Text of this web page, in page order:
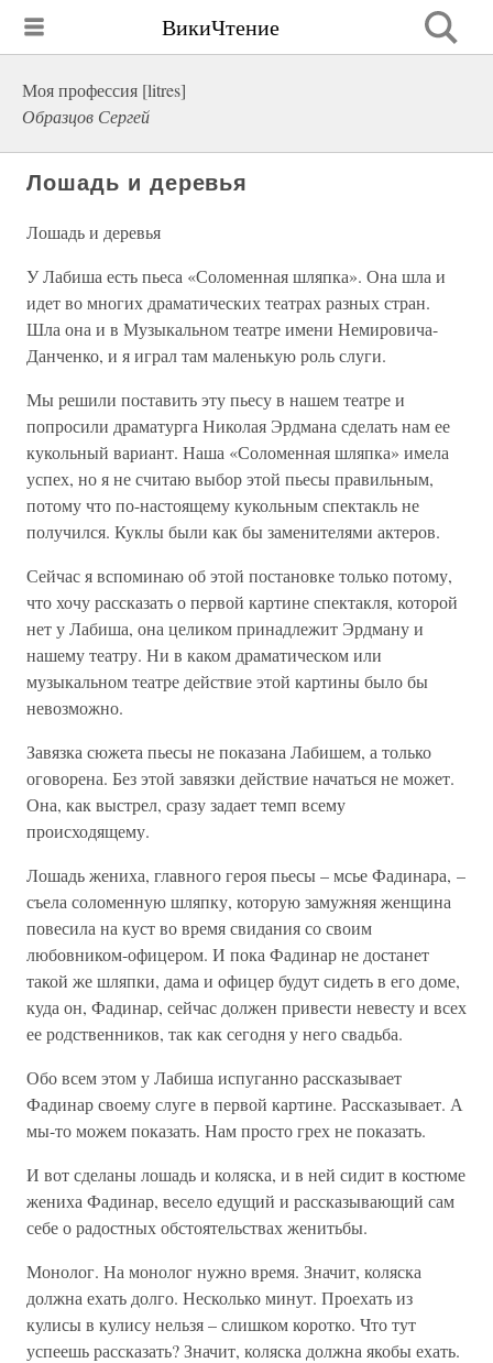
ВикиЧтение
Моя профессия [litres]
Образцов Сергей
Лошадь и деревья
Лошадь и деревья
У Лабиша есть пьеса «Соломенная шляпка». Она шла и
идет во многих драматических театрах разных стран.
Шла она и в Музыкальном театре имени Немировича-
Данченко, и я играл там маленькую роль слуги.
Мы решили поставить эту пьесу в нашем театре и
попросили драматурга Николая Эрдмана сделать нам ее
кукольный вариант. Наша «Соломенная шляпка» имела
успех, но я не считаю выбор этой пьесы правильным,
потому что по-настоящему кукольным спектакль не
получился. Куклы были как бы заменителями актеров.
Сейчас я вспоминаю об этой постановке только потому,
что хочу рассказать о первой картине спектакля, которой
нет у Лабиша, она целиком принадлежит Эрдману и
нашему театру. Ни в каком драматическом или
музыкальном театре действие этой картины было бы
невозможно.
Завязка сюжета пьесы не показана Лабишем, а только
оговорена. Без этой завязки действие начаться не может.
Она, как выстрел, сразу задает темп всему
происходящему.
Лошадь жениха, главного героя пьесы – мсье Фадинара, –
съела соломенную шляпку, которую замужняя женщина
повесила на куст во время свидания со своим
любовником-офицером. И пока Фадинар не достанет
такой же шляпки, дама и офицер будут сидеть в его доме,
куда он, Фадинар, сейчас должен привести невесту и всех
ее родственников, так как сегодня у него свадьба.
Обо всем этом у Лабиша испуганно рассказывает
Фадинар своему слуге в первой картине. Рассказывает. А
мы-то можем показать. Нам просто грех не показать.
И вот сделаны лошадь и коляска, и в ней сидит в костюме
жениха Фадинар, весело едущий и рассказывающий сам
себе о радостных обстоятельствах женитьбы.
Монолог. На монолог нужно время. Значит, коляска
должна ехать долго. Несколько минут. Проехать из
кулисы в кулису нельзя – слишком коротко. Что тут
успеешь рассказать? Значит, коляска должна якобы ехать.